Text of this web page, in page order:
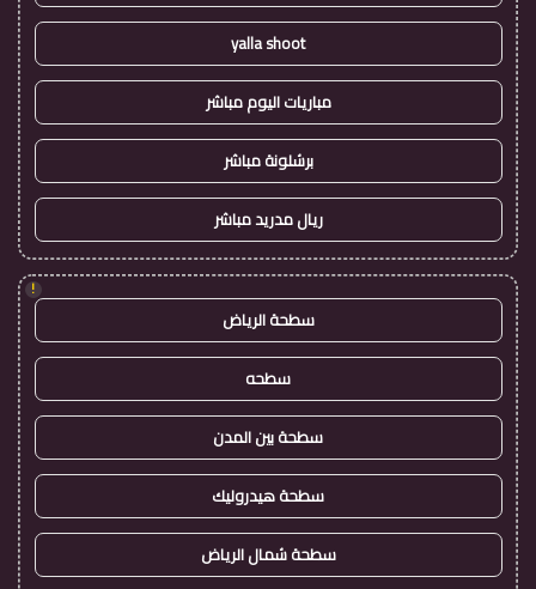
yalla shoot
مباريات اليوم مباشر
برشلونة مباشر
ريال مدريد مباشر
!
سطحة الرياض
سطحه
سطحة بين المدن
سطحة هيدروليك
سطحة شمال الرياض